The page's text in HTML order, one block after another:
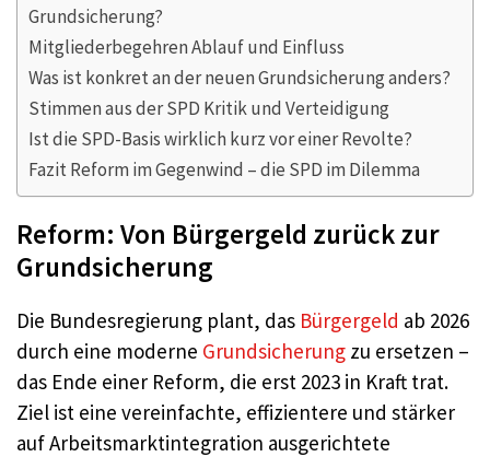
Grundsicherung?
Mitgliederbegehren Ablauf und Einfluss
Was ist konkret an der neuen Grundsicherung anders?
Stimmen aus der SPD Kritik und Verteidigung
Ist die SPD-Basis wirklich kurz vor einer Revolte?
Fazit Reform im Gegenwind – die SPD im Dilemma
Reform: Von Bürgergeld zurück zur
Grundsicherung
Die Bundesregierung plant, das Bürgergeld ab 2026
durch eine moderne Grundsicherung zu ersetzen –
das Ende einer Reform, die erst 2023 in Kraft trat.
Ziel ist eine vereinfachte, effizientere und stärker
auf Arbeitsmarktintegration ausgerichtete